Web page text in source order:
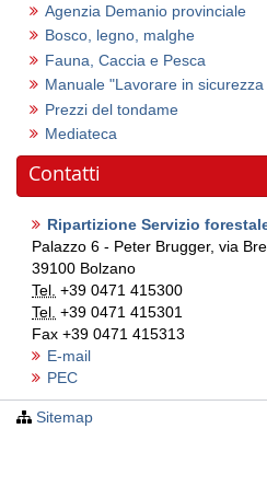
Agenzia Demanio provinciale
Bosco, legno, malghe
Fauna, Caccia e Pesca
Manuale "Lavorare in
Prezzi del tondame
Mediateca
Contatti
Ripartizione Servizio
Palazzo 6 - Peter Brugger, via
39100 Bolzano
Tel. +39 0471 415300
Tel. +39 0471 415301
Fax +39 0471 415313
E-mail
PEC
Sitemap